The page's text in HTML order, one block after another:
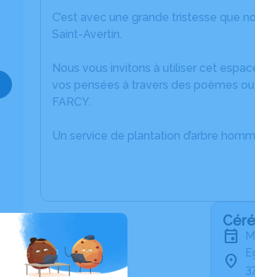
C’est avec une grande tristesse que
Saint-Avertin.
Nous vous invitons à utiliser cet
vos pensées à travers des poèmes
FARCY.
Un service de plantation d’arbre